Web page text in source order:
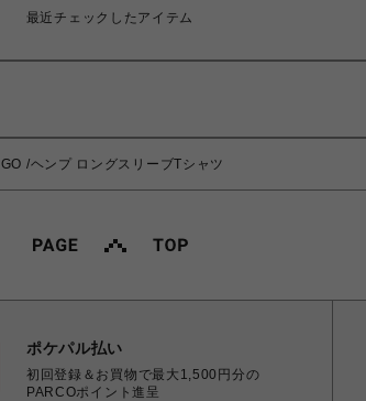
最近チェックしたアイテム
/ヘンプ ロングスリーブTシャツ
ポケパル払い
初回登録＆お買物で最大1,500円分の
PARCOポイント進呈